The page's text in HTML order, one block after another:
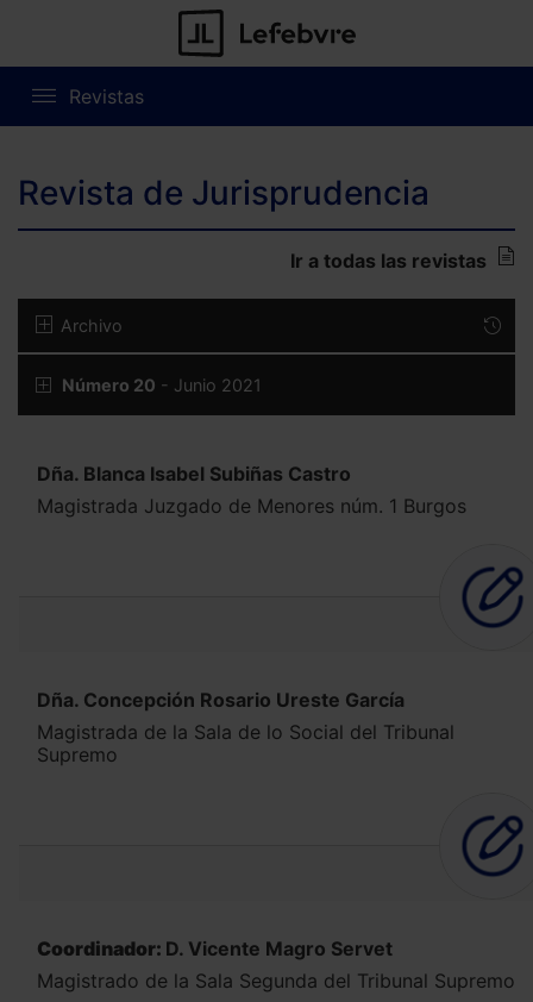
Revistas
Revista de Jurisprudencia
Ir a todas las revistas
Archivo
Número 20 - Junio 2021
Dña. Blanca Isabel Subiñas Castro
Magistrada Juzgado de Menores núm. 1 Burgos
Dña. Concepción Rosario Ureste García
Magistrada de la Sala de lo Social del Tribunal
Supremo
Coordinador: D. Vicente Magro Servet
Magistrado de la Sala Segunda del Tribunal Supremo